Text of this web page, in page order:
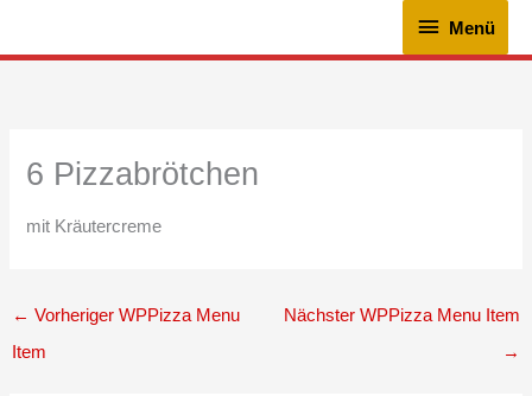
Menü
Menü
6 Pizzabrötchen
mit Kräutercreme
← Vorheriger WPPizza Menu
Item
Nächster WPPizza Menu Item
→